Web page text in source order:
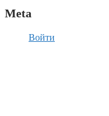
Meta
Войти